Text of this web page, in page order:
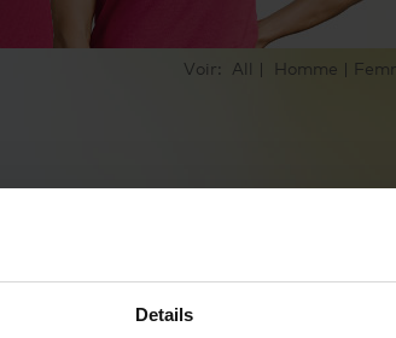
Details
Voir: All | Homme |